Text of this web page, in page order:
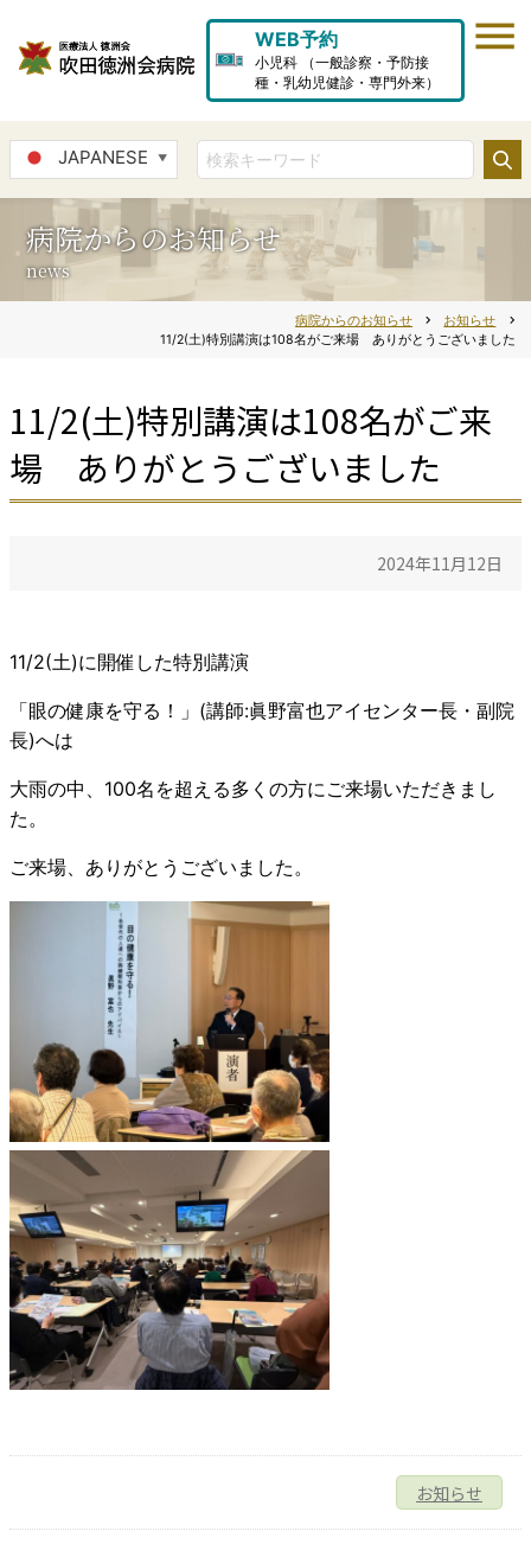
WEB予約
小児科 （一般診察・予防接
種・乳幼児健診・専門外来）
JAPANESE ▼
病院からのお知らせ
news
病院からのお知らせ chevron_right お知らせ chevron_right
11/2(土)特別講演は108名がご来場 ありがとうございました
11/2(土)特別講演は108名がご来
場 ありがとうございました
2024年11月12日
11/2(土)に開催した特別講演
「眼の健康を守る！」(講師:眞野富也アイセンター長・副院
長)へは
大雨の中、100名を超える多くの方にご来場いただきまし
た。
ご来場、ありがとうございました。
お知らせ